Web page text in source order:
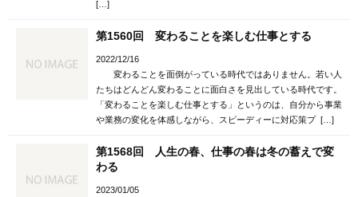
[…]
第1560回 変わることを楽しむ仕事とする
2022/12/16
変わることを面倒がっている時代ではありません。若い人
たちはどんどん変わることに面白さを見出している時代です。
「変わることを楽しむ仕事とする」というのは、自分から事業
や業務の変化を体感しながら、スピーディーに対応策プ […]
第1568回 人生の春、仕事の春は冬の蓄えで変
わる
2023/01/05